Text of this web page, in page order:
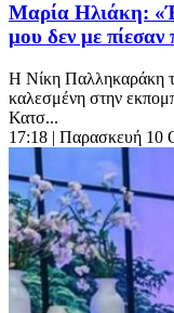
Μαρία Ηλιάκη:
μου δεν με
Η Νίκη Παλληκαράκη
καλεσμένη στην
Κατσ...
17:18 | Παρασκευή 10